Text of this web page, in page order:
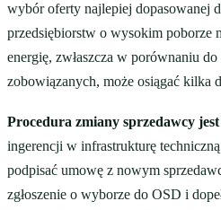
wybór oferty najlepiej dopasowanej
przedsiębiorstw o wysokim poborze
energię, zwłaszcza w porównaniu
zobowiązanych, może osiągać kilka
Procedura zmiany sprzedawcy
ingerencji w infrastrukturę
podpisać umowę z nowym
zgłoszenie o wyborze do OSD i